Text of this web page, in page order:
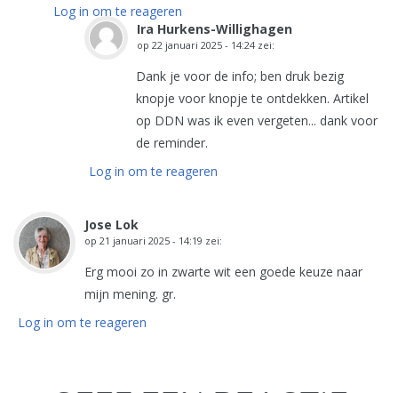
Log in om te reageren
Ira Hurkens-Willighagen
op 22 januari 2025 - 14:24 zei:
Dank je voor de info; ben druk bezig
knopje voor knopje te ontdekken. Artikel
op DDN was ik even vergeten... dank voor
de reminder.
Log in om te reageren
Jose Lok
op 21 januari 2025 - 14:19 zei:
Erg mooi zo in zwarte wit een goede keuze naar
mijn mening. gr.
Log in om te reageren